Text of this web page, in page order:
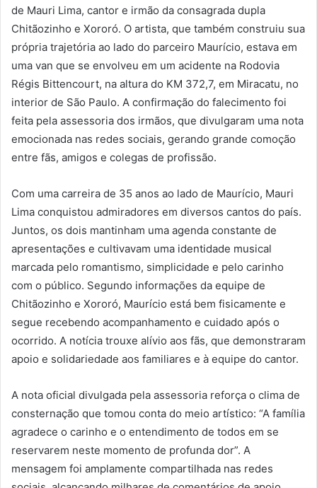
de Mauri Lima, cantor e irmão da consagrada dupla
Chitãozinho e Xororó. O artista, que também construiu sua
própria trajetória ao lado do parceiro Maurício, estava em
uma van que se envolveu em um acidente na Rodovia
Régis Bittencourt, na altura do KM 372,7, em Miracatu, no
interior de São Paulo. A confirmação do falecimento foi
feita pela assessoria dos irmãos, que divulgaram uma nota
emocionada nas redes sociais, gerando grande comoção
entre fãs, amigos e colegas de profissão.
Com uma carreira de 35 anos ao lado de Maurício, Mauri
Lima conquistou admiradores em diversos cantos do país.
Juntos, os dois mantinham uma agenda constante de
apresentações e cultivavam uma identidade musical
marcada pelo romantismo, simplicidade e pelo carinho
com o público. Segundo informações da equipe de
Chitãozinho e Xororó, Maurício está bem fisicamente e
segue recebendo acompanhamento e cuidado após o
ocorrido. A notícia trouxe alívio aos fãs, que demonstraram
apoio e solidariedade aos familiares e à equipe do cantor.
A nota oficial divulgada pela assessoria reforça o clima de
consternação que tomou conta do meio artístico: “A família
agradece o carinho e o entendimento de todos em se
reservarem neste momento de profunda dor”. A
mensagem foi amplamente compartilhada nas redes